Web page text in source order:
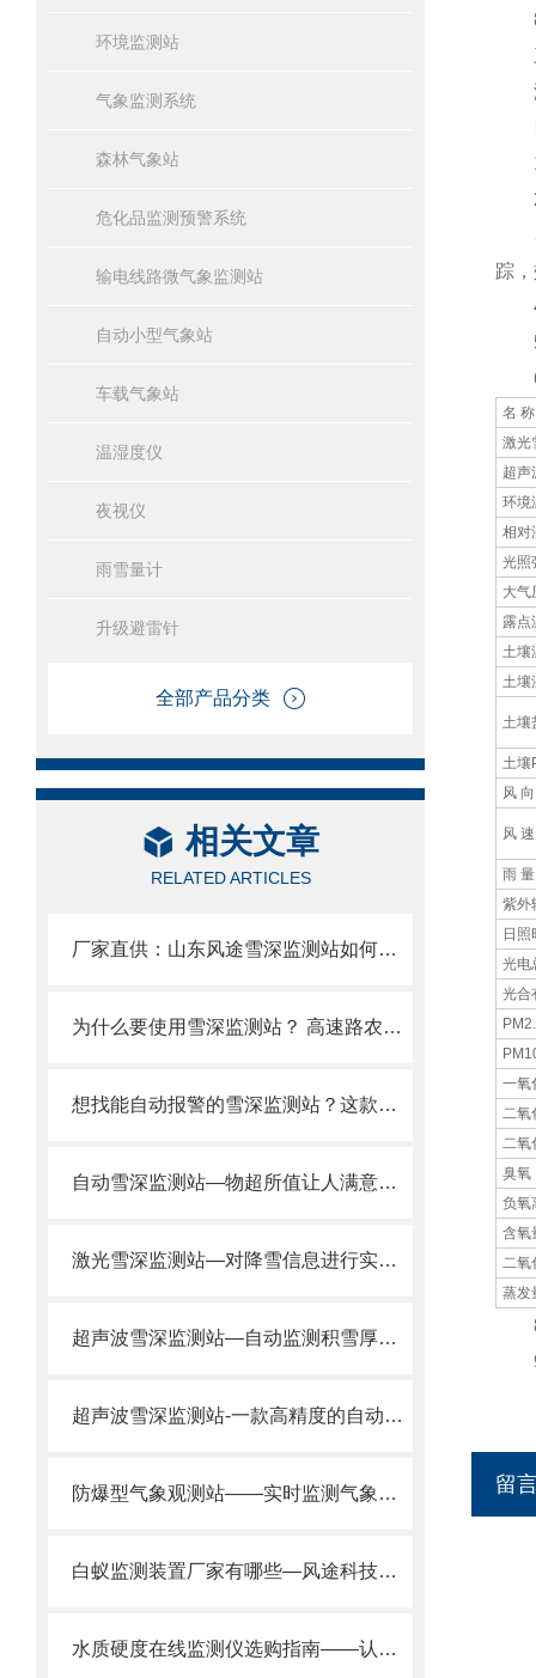
环境监测站
气象监测系统
森林气象站
危化品监测预警系统
输电线路微气象监测站
自动小型气象站
车载气象站
温湿度仪
夜视仪
雨雪量计
升级避雷针
全部产品分类
相关文章
RELATED ARTICLES
厂家直供：山东风途雪深监测站如何精准预警因积雪融化带来的溃坝风险?
为什么要使用雪深监测站？ 高速路农田防雪灾！一次采购适配多区域需求。
想找能自动报警的雪深监测站？这款超声波款或许正合适！
自动雪深监测站—物超所值让人满意的超声波2米雪深监测站 2024全+境+派+送
激光雪深监测站—对降雪信息进行实时监测的专业设备2024全+境+派+送
超声波雪深监测站—自动监测积雪厚度的雪深监测系统
超声波雪深监测站-一款高精度的自动雪深监测站@2024全+境+派+送
防爆型气象观测站——实时监测气象参数，支持定制服务2025全+境+派+送
白蚁监测装置厂家有哪些—风途科技提供地埋式监测仪，24小时守护地基安全。
水质硬度在线监测仪选购指南——认准山东风途直供，专业省心!
8
三
激
1
2
3
踪
4
5
6
名 称
激光
超声
环境
相对
光照
大气
露点
土壤
土壤
土壤
土壤
风 向
风 速
雨 量
紫外
日照
光电
光合
一氧
二氧
二氧
臭氧
负氧
含氧
二氧
蒸发
8
9
留